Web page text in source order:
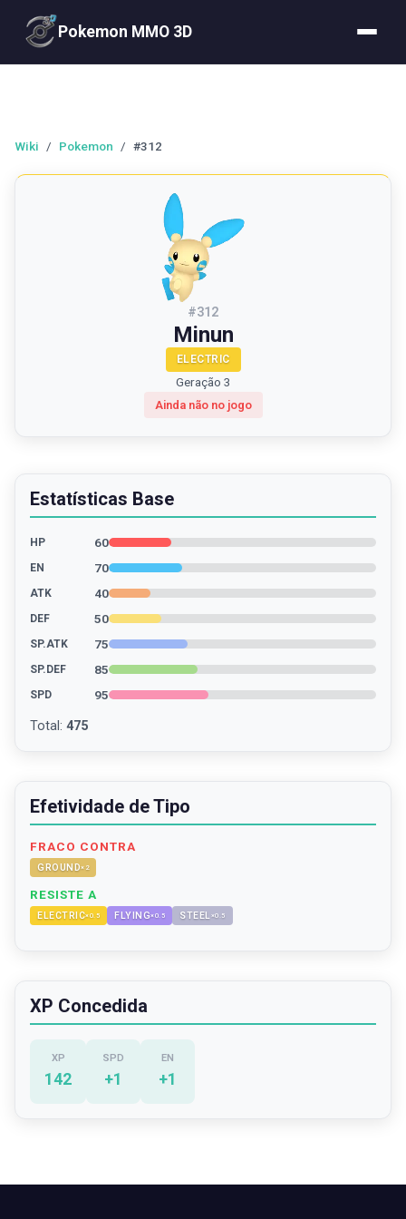
Pokemon MMO 3D
Wiki / Pokemon / #312
#312
Minun
ELECTRIC
Geração 3
Ainda não no jogo
Estatísticas Base
HP 60
EN 70
ATK 40
DEF 50
SP.ATK 75
SP.DEF 85
SPD 95
Total : 475
Efetividade de Tipo
FRACO CONTRA
GROUND× 2
RESISTE A
ELECTRIC×0.5 FLYING×0.5 STEEL ×0.5
XP Concedida
XP
142
SPD
+1
EN
+1